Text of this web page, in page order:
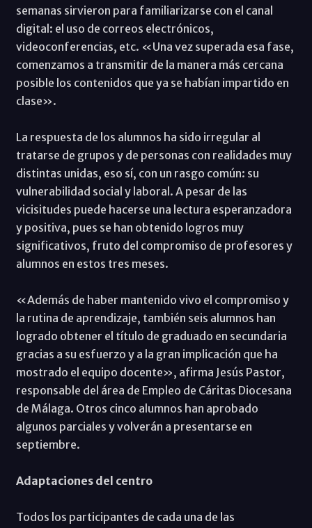
semanas sirvieron para familiarizarse con el canal
digital: el uso de correos electrónicos,
videoconferencias, etc. «Una vez superada esa fase,
comenzamos a transmitir de la manera más cercana
posible los contenidos que ya se habían impartido en
clase».
La respuesta de los alumnos ha sido irregular al
tratarse de grupos y de personas con realidades muy
distintas unidas, eso sí, con un rasgo común: su
vulnerabilidad social y laboral. A pesar de las
vicisitudes puede hacerse una lectura esperanzadora
y positiva, pues se han obtenido logros muy
significativos, fruto del compromiso de profesores y
alumnos en estos tres meses.
«Además de haber mantenido vivo el compromiso y
la rutina de aprendizaje, también seis alumnos han
logrado obtener el título de graduado en secundaria
gracias a su esfuerzo y a la gran implicación que ha
mostrado el equipo docente», afirma Jesús Pastor,
responsable del área de Empleo de Cáritas Diocesana
de Málaga. Otros cinco alumnos han aprobado
algunos parciales y volverán a presentarse en
septiembre.
Adaptaciones del centro
Todos los participantes de cada una de las